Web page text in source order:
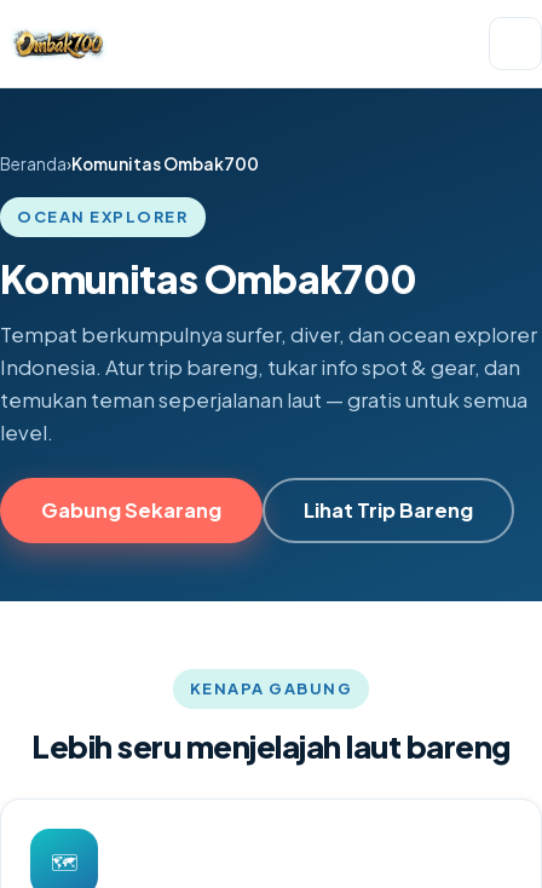
Beranda Komunitas Ombak700
OCEAN EXPLORER
Komunitas Ombak700
Tempat berkumpulnya surfer, diver, dan ocean explorer
Indonesia. Atur trip bareng, tukar info spot & gear, dan
temukan teman seperjalanan laut — gratis untuk semua
level.
Gabung Sekarang Lihat Trip Bareng
KENAPA GABUNG
Lebih seru menjelajah laut bareng
🗺️